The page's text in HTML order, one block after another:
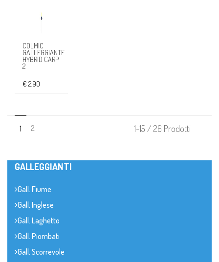
COLMIC
GALLEGGIANTE
HYBRID CARP
2
€ 2,90
1 2 1-15 / 26 Prodotti
GALLEGGIANTI
Gall. Fiume
Gall. Inglese
Gall. Laghetto
Gall. Piombati
Gall. Scorrevole